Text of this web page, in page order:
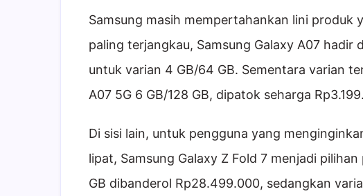
Samsung masih mempertahankan lini produk
paling terjangkau, Samsung Galaxy A07 hadir
untuk varian 4 GB/64 GB. Sementara varian
A07 5G 6 GB/128 GB, dipatok seharga
Di sisi lain, untuk pengguna yang
lipat, Samsung Galaxy Z Fold 7 menjadi
GB dibanderol Rp28.499.000, sedangkan